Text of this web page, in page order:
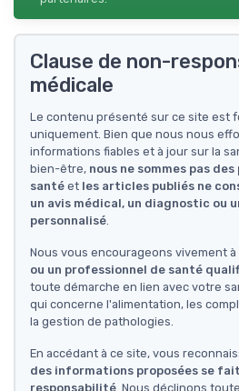
Clause de non-
médicale
Le contenu présenté sur ce site est
uniquement. Bien que nous nous
informations fiables et à jour sur la
bien-être, nous ne sommes pas
santé et les articles publiés ne
un avis médical, un diagnostic ou
personnalisé.
Nous vous encourageons vivement à
ou un professionnel de santé
toute démarche en lien avec votre
qui concerne l'alimentation, les
la gestion de pathologies.
En accédant à ce site, vous
des informations proposées se
responsabilité. Nous déclinons